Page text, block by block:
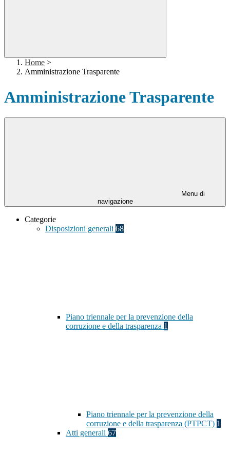
Home >
Amministrazione Trasparente
Amministrazione Trasparente
Menu di
navigazione
Categorie
Disposizioni generali 68
Piano triennale per la prevenzione della
corruzione e della trasparenza 1
Piano triennale per la prevenzione della
corruzione e della trasparenza (PTPCT) 1
Atti generali 67